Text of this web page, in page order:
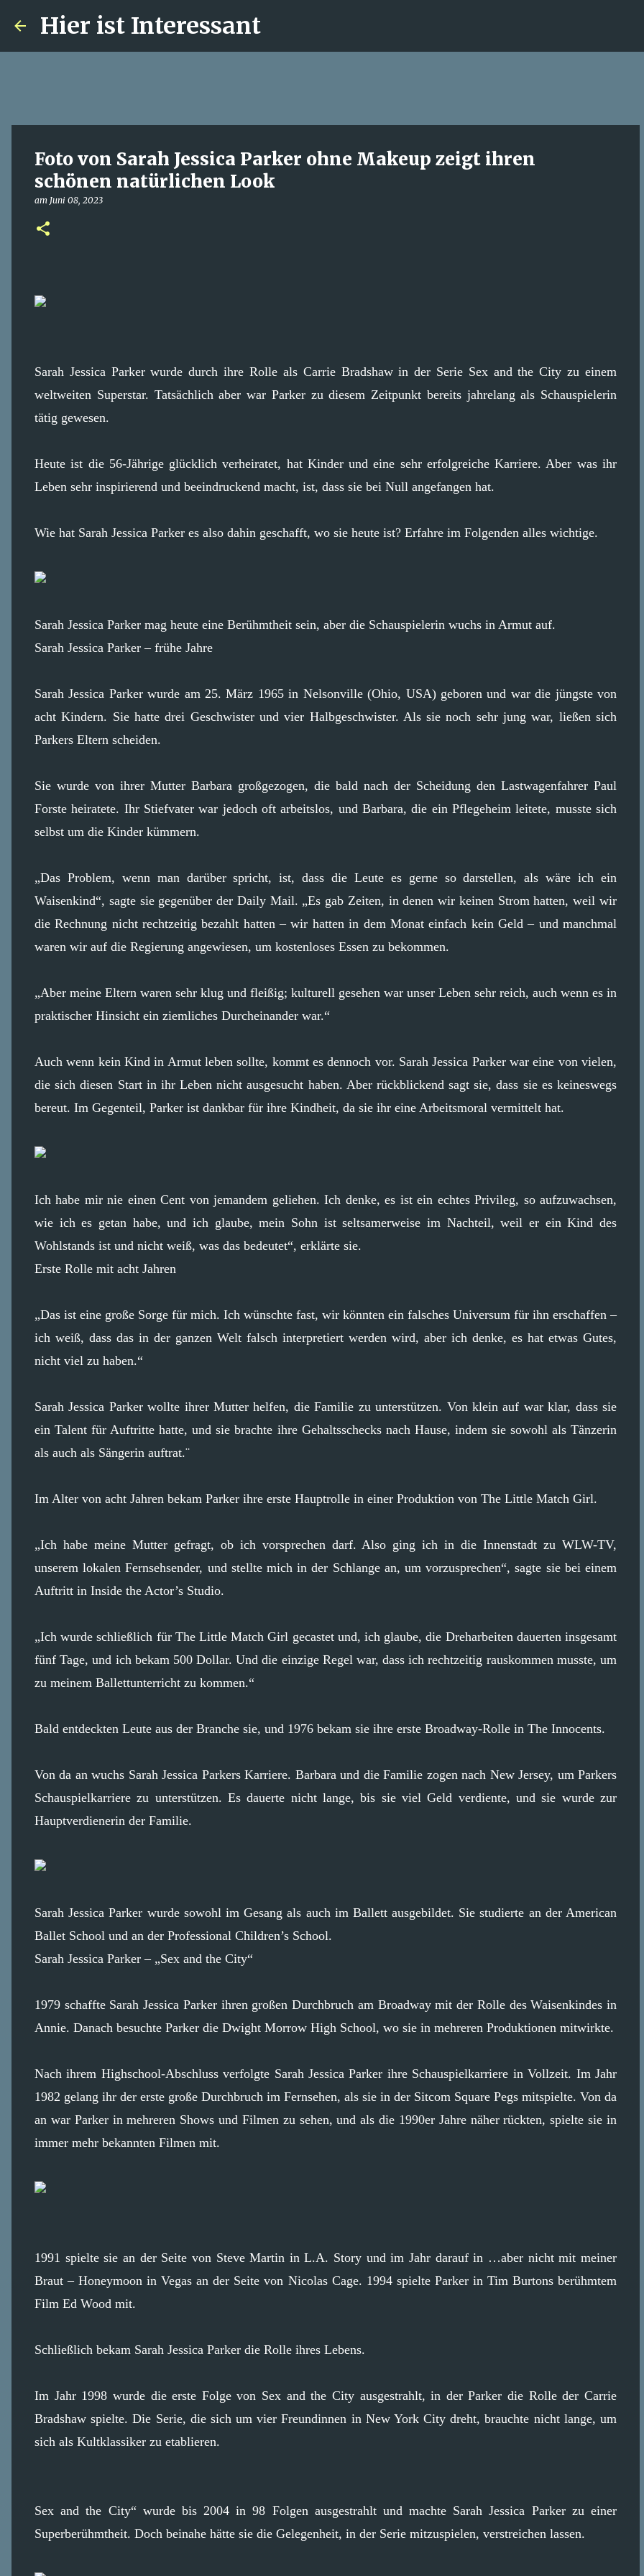
Hier ist Interessant
Foto von Sarah Jessica Parker ohne Makeup zeigt ihren
schönen natürlichen Look
am Juni 08, 2023
Sarah Jessica Parker wurde durch ihre Rolle als Carrie Bradshaw in der Serie Sex and the City zu einem
weltweiten Superstar. Tatsächlich aber war Parker zu diesem Zeitpunkt bereits jahrelang als Schauspielerin
tätig gewesen.
Heute ist die 56-Jährige glücklich verheiratet, hat Kinder und eine sehr erfolgreiche Karriere. Aber was ihr
Leben sehr inspirierend und beeindruckend macht, ist, dass sie bei Null angefangen hat.
Wie hat Sarah Jessica Parker es also dahin geschafft, wo sie heute ist? Erfahre im Folgenden alles wichtige.
Sarah Jessica Parker mag heute eine Berühmtheit sein, aber die Schauspielerin wuchs in Armut auf.
Sarah Jessica Parker – frühe Jahre
Sarah Jessica Parker wurde am 25. März 1965 in Nelsonville (Ohio, USA) geboren und war die jüngste von
acht Kindern. Sie hatte drei Geschwister und vier Halbgeschwister. Als sie noch sehr jung war, ließen sich
Parkers Eltern scheiden.
Sie wurde von ihrer Mutter Barbara großgezogen, die bald nach der Scheidung den Lastwagenfahrer Paul
Forste heiratete. Ihr Stiefvater war jedoch oft arbeitslos, und Barbara, die ein Pflegeheim leitete, musste sich
selbst um die Kinder kümmern.
„Das Problem, wenn man darüber spricht, ist, dass die Leute es gerne so darstellen, als wäre ich ein
Waisenkind“, sagte sie gegenüber der Daily Mail. „Es gab Zeiten, in denen wir keinen Strom hatten, weil wir
die Rechnung nicht rechtzeitig bezahlt hatten – wir hatten in dem Monat einfach kein Geld – und manchmal
waren wir auf die Regierung angewiesen, um kostenloses Essen zu bekommen.
„Aber meine Eltern waren sehr klug und fleißig; kulturell gesehen war unser Leben sehr reich, auch wenn es in
praktischer Hinsicht ein ziemliches Durcheinander war.“
Auch wenn kein Kind in Armut leben sollte, kommt es dennoch vor. Sarah Jessica Parker war eine von vielen,
die sich diesen Start in ihr Leben nicht ausgesucht haben. Aber rückblickend sagt sie, dass sie es keineswegs
bereut. Im Gegenteil, Parker ist dankbar für ihre Kindheit, da sie ihr eine Arbeitsmoral vermittelt hat.
Ich habe mir nie einen Cent von jemandem geliehen. Ich denke, es ist ein echtes Privileg, so aufzuwachsen,
wie ich es getan habe, und ich glaube, mein Sohn ist seltsamerweise im Nachteil, weil er ein Kind des
Wohlstands ist und nicht weiß, was das bedeutet“, erklärte sie.
Erste Rolle mit acht Jahren
„Das ist eine große Sorge für mich. Ich wünschte fast, wir könnten ein falsches Universum für ihn erschaffen –
ich weiß, dass das in der ganzen Welt falsch interpretiert werden wird, aber ich denke, es hat etwas Gutes,
nicht viel zu haben.“
Sarah Jessica Parker wollte ihrer Mutter helfen, die Familie zu unterstützen. Von klein auf war klar, dass sie
ein Talent für Auftritte hatte, und sie brachte ihre Gehaltsschecks nach Hause, indem sie sowohl als Tänzerin
als auch als Sängerin auftrat.¨
Im Alter von acht Jahren bekam Parker ihre erste Hauptrolle in einer Produktion von The Little Match Girl.
„Ich habe meine Mutter gefragt, ob ich vorsprechen darf. Also ging ich in die Innenstadt zu WLW-TV,
unserem lokalen Fernsehsender, und stellte mich in der Schlange an, um vorzusprechen“, sagte sie bei einem
Auftritt in Inside the Actor’s Studio.
„Ich wurde schließlich für The Little Match Girl gecastet und, ich glaube, die Dreharbeiten dauerten insgesamt
fünf Tage, und ich bekam 500 Dollar. Und die einzige Regel war, dass ich rechtzeitig rauskommen musste, um
zu meinem Ballettunterricht zu kommen.“
Bald entdeckten Leute aus der Branche sie, und 1976 bekam sie ihre erste Broadway-Rolle in The Innocents.
Von da an wuchs Sarah Jessica Parkers Karriere. Barbara und die Familie zogen nach New Jersey, um Parkers
Schauspielkarriere zu unterstützen. Es dauerte nicht lange, bis sie viel Geld verdiente, und sie wurde zur
Hauptverdienerin der Familie.
Sarah Jessica Parker wurde sowohl im Gesang als auch im Ballett ausgebildet. Sie studierte an der American
Ballet School und an der Professional Children’s School.
Sarah Jessica Parker – „Sex and the City“
1979 schaffte Sarah Jessica Parker ihren großen Durchbruch am Broadway mit der Rolle des Waisenkindes in
Annie. Danach besuchte Parker die Dwight Morrow High School, wo sie in mehreren Produktionen mitwirkte.
Nach ihrem Highschool-Abschluss verfolgte Sarah Jessica Parker ihre Schauspielkarriere in Vollzeit. Im Jahr
1982 gelang ihr der erste große Durchbruch im Fernsehen, als sie in der Sitcom Square Pegs mitspielte. Von da
an war Parker in mehreren Shows und Filmen zu sehen, und als die 1990er Jahre näher rückten, spielte sie in
immer mehr bekannten Filmen mit.
1991 spielte sie an der Seite von Steve Martin in L.A. Story und im Jahr darauf in …aber nicht mit meiner
Braut – Honeymoon in Vegas an der Seite von Nicolas Cage. 1994 spielte Parker in Tim Burtons berühmtem
Film Ed Wood mit.
Schließlich bekam Sarah Jessica Parker die Rolle ihres Lebens.
Im Jahr 1998 wurde die erste Folge von Sex and the City ausgestrahlt, in der Parker die Rolle der Carrie
Bradshaw spielte. Die Serie, die sich um vier Freundinnen in New York City dreht, brauchte nicht lange, um
sich als Kultklassiker zu etablieren.
Sex and the City“ wurde bis 2004 in 98 Folgen ausgestrahlt und machte Sarah Jessica Parker zu einer
Superberühmtheit. Doch beinahe hätte sie die Gelegenheit, in der Serie mitzuspielen, verstreichen lassen.